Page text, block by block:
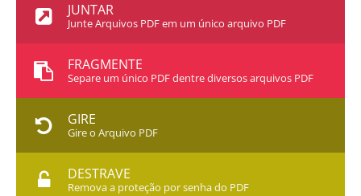
JUNTAR
Junte Arquivos PDF em um único arquivo PDF
FRAGMENTE
Separe um único PDF dentre diversos arquivos PDF
GIRE
Gire o Arquivo PDF
DESTRAVE
Remova a proteção por senha do PDF